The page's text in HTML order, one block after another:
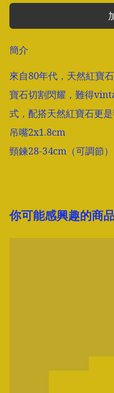
簡介
來自80年代，天然紅寶
寶石切割閃耀，難得
式，配搭天然紅寶石更是
吊嘴2x1.8cm
頸鍊28-34cm（可調節）
你可能感興趣的商